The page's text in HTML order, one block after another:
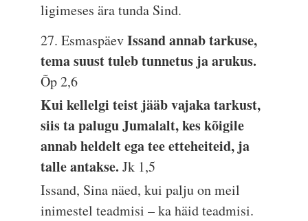
ligimeses ära tunda Sind.
27. EsmaspäevIssand annab tarkuse,
tema suust tuleb tunnetus ja arukus.
Õp 2,6
Kui kellelgi teist jääb vajaka tarkust,
siis ta palugu Jumalalt, kes kõigile
annab heldelt ega tee etteheiteid, ja
talle antakse.Jk 1,5
Issand, Sina näed, kui palju on meil
inimestel teadmisi – ka häid teadmisi.